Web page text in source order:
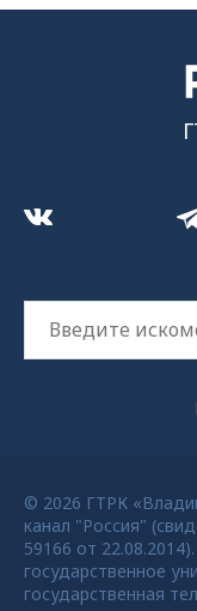
© 2026 ГТРК
канал "Россия"
59166 от
государственное
государственная